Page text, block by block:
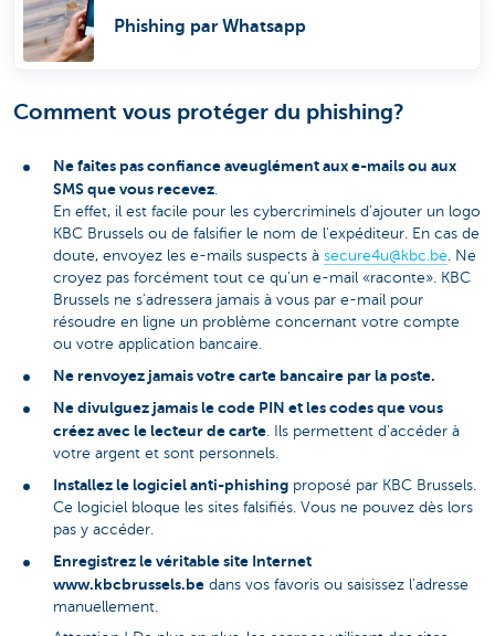
Phishing par Whatsapp
Comment vous protéger du phishing?
Ne faites pas confiance aveuglément aux e-mails ou aux
SMS que vous recevez.
En effet, il est facile pour les cybercriminels d'ajouter un logo
KBC Brussels ou de falsifier le nom de l'expéditeur. En cas de
doute, envoyez les e-mails suspects à secure4u@kbc.be. Ne
croyez pas forcément tout ce qu'un e-mail «raconte». KBC
Brussels ne s'adressera jamais à vous par e-mail pour
résoudre en ligne un problème concernant votre compte
ou votre application bancaire.
Ne renvoyez jamais votre carte bancaire par la poste.
Ne divulguez jamais le code PIN et les codes que vous
créez avec le lecteur de carte. Ils permettent d'accéder à
votre argent et sont personnels.
Installez le logiciel anti-phishing proposé par KBC Brussels.
Ce logiciel bloque les sites falsifiés. Vous ne pouvez dès lors
pas y accéder.
Enregistrez le véritable site Internet
www.kbcbrussels.be dans vos favoris ou saisissez l'adresse
manuellement.